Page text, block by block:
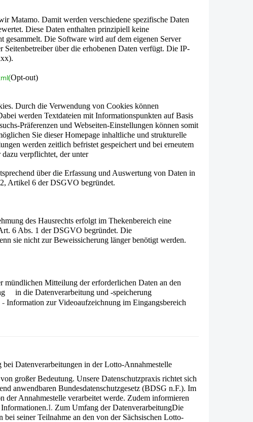
Matamo. Damit werden verschiedene spezifische Daten
Diese Daten enthalten prinzipiell keine
gesammelt. Die Software wird auf dem eigenen Server
Seitenbetreiber über die erhobenen Daten verfügt. Die IP-
(Opt-out)
Durch die Verwendung von Cookies können
werden Textdateien mit Informationspunkten auf Basis
Präferenzen und Webseiten-Einstellungen können somit
Sie dieser Homepage inhaltliche und strukturelle
werden zeitlich befristet gespeichert und bei erneutem
verpflichtet, der unter
über die Erfassung und Auswertung von Daten in
Artikel 6 der DSGVO begründet.
des Hausrechts erfolgt im Thekenbereich eine
6 Abs. 1 der DSGVO begründet. Die
sie nicht zur Beweissicherung länger benötigt werden.
Mitteilung der erforderlichen Daten an den
in die Datenverarbeitung und -speicherung
-Information zur Videoaufzeichnung im Eingangsbereich
Datenverarbeitungen in der Lotto-Annahmestelle
großer Bedeutung. Unsere Datenschutzpraxis richtet sich
anwendbaren Bundesdatenschutzgesetz (BDSG n.F.). Im
der Annahmestelle verarbeitet werde. Zudem infor­mieren
I. Zum Umfang der DatenverarbeitungDie
seiner Teilnahme an den von der Säch­sischen Lotto-